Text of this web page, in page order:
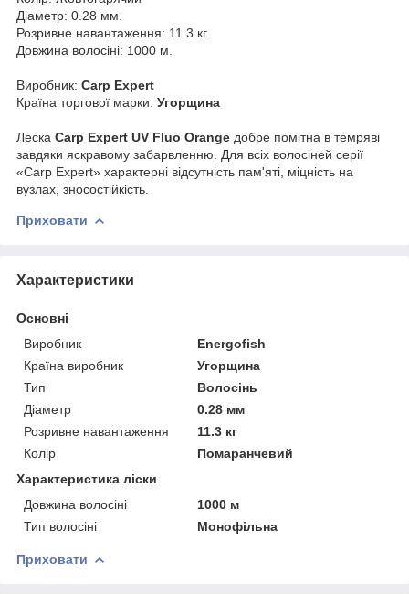
Діаметр: 0.28 мм.
Розривне навантаження: 11.3 кг.
Довжина волосіні: 1000 м.
Виробник: Carp Expert
Країна торгової марки: Угорщина
Леска Сarp Expert UV Fluo Orange добре помітна в темряві
завдяки яскравому забарвленню. Для всіх волосіней серії
«Carp Expert» характерні відсутність пам'яті, міцність на
вузлах, зносостійкість.
Приховати
Характеристики
Основні
Виробник
Energofish
Країна виробник
Угорщина
Тип
Волосінь
Діаметр
0.28 мм
Розривне навантаження
11.3 кг
Колір
Помаранчевий
Характеристика ліски
Довжина волосіні
1000 м
Тип волосіні
Монофільна
Приховати